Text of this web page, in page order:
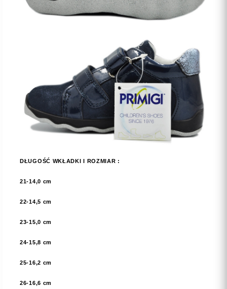
DŁUGOŚĆ WKŁADKI I ROZMIAR :
21-14,0 cm
22-14,5 cm
23-15,0 cm
24-15,8 cm
25-16,2 cm
26-16,6 cm